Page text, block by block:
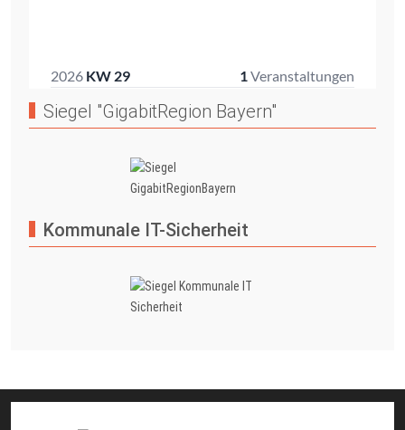
Siegel "GigabitRegion Bayern"
Kommunale IT-Sicherheit